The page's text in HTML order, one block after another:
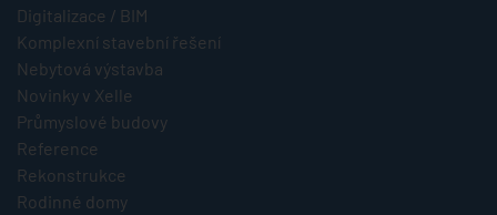
Digitalizace / BIM
Komplexní stavební řešení
Nebytová výstavba
Novinky v Xelle
Průmyslové budovy
Reference
Rekonstrukce
Rodinné domy